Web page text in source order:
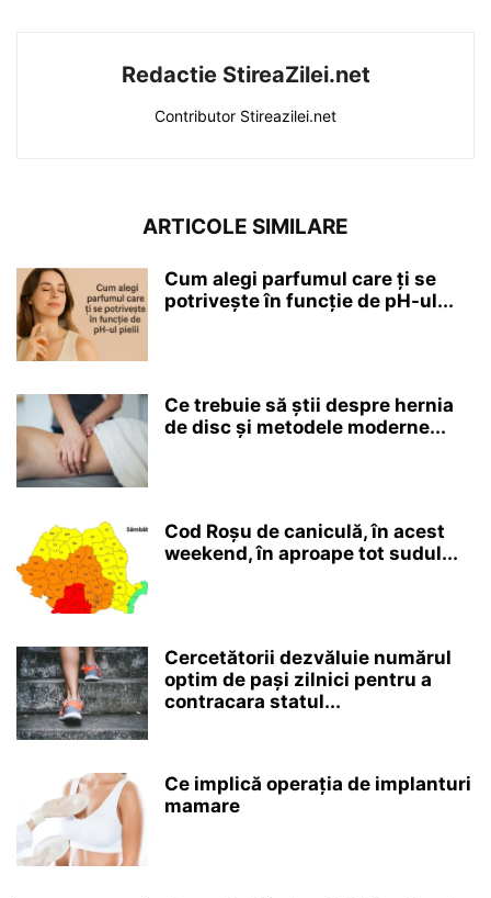
Redactie StireaZilei.net
Contributor Stireazilei.net
ARTICOLE SIMILARE
Cum alegi parfumul care ți se
potrivește în funcție de pH-ul...
Ce trebuie să știi despre hernia
de disc și metodele moderne...
Cod Roșu de caniculă, în acest
weekend, în aproape tot sudul...
Cercetătorii dezvăluie numărul
optim de pași zilnici pentru a
contracara statul...
Ce implică operația de implanturi
mamare